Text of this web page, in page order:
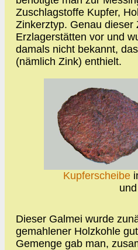
Zuschlagstoffe Kupfer,
Zinkerztyp. Genau dieser
Erzlagerstätten vor und
damals nicht bekannt,
(nämlich Zink) enthielt.
Kupferscheibe
Dieser Galmei wurde
gemahlener Holzkohle
Gemenge gab man,